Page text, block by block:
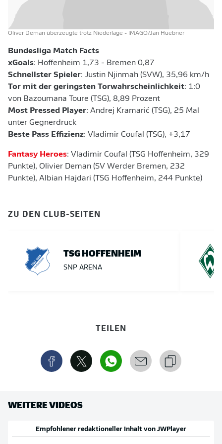
Oliver Deman überzeugte trotz Niederlage - IMAGO/Jan Huebner
Bundesliga Match Facts
xGoals: Hoffenheim 1,73 - Bremen 0,87
Schnellster Spieler: Justin Njinmah (SVW), 35,96 km/h
Tor mit der geringsten Torwahrscheinlichkeit: 1:0
von Bazoumana Toure (TSG), 8,89 Prozent
Most Pressed Player: Andrej Kramarić (TSG), 25 Mal
unter Gegnerdruck
Beste Pass Effizienz: Vladimir Coufal (TSG), +3,17
Fantasy Heroes: Vladimir Coufal (TSG Hoffenheim, 329
Punkte), Olivier Deman (SV Werder Bremen, 232
Punkte), Albian Hajdari (TSG Hoffenheim, 244 Punkte)
ZU DEN CLUB-SEITEN
TSG HOFFENHEIM
SNP ARENA
TEILEN
WEITERE VIDEOS
Empfohlener redaktioneller Inhalt von JWPlayer